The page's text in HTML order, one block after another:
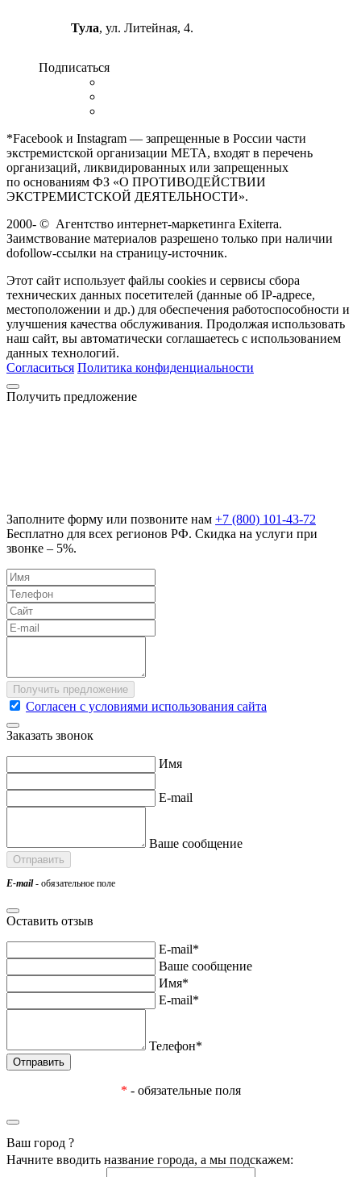
Тула, ул. Литейная, 4.
Подписаться
*Facebook и Instagram — запрещенные в России части
экстремистской организации META, входят в перечень
организаций, ликвидированных или запрещенных
по основаниям ФЗ «О ПРОТИВОДЕЙСТВИИ
ЭКСТРЕМИСТСКОЙ ДЕЯТЕЛЬНОСТИ».
2000- © Агентство интернет-маркетинга Exiterra.
Заимствование материалов разрешено только при наличии
dofollow-ссылки на страницу-источник.
Этот сайт использует файлы cookies и сервисы сбора
технических данных посетителей (данные об IP-адресе,
местоположении и др.) для обеспечения работоспособности и
улучшения качества обслуживания. Продолжая использовать
наш сайт, вы автоматически соглашаетесь с использованием
данных технологий.
Согласиться Политика конфиденциальности
Получить предложение
Заполните форму или позвоните нам +7 (800) 101-43-72
Бесплатно для всех регионов РФ. Скидка на услуги при
звонке – 5%.
Согласен с условиями использования сайта
Заказать звонок
Имя
E-mail
Ваше сообщение
E-mail- обязательное поле
Оставить отзыв
E-mail*
Ваше сообщение
Имя*
E-mail*
Телефон*
* - обязательные поля
Ваш город ?
Начните вводить название города, а мы подскажем: